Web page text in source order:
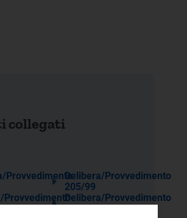
collegati
ProvvedimentoDelibera/Provvedimento
205/99
ProvvedimentoDelibera/Provvedimento
204/99